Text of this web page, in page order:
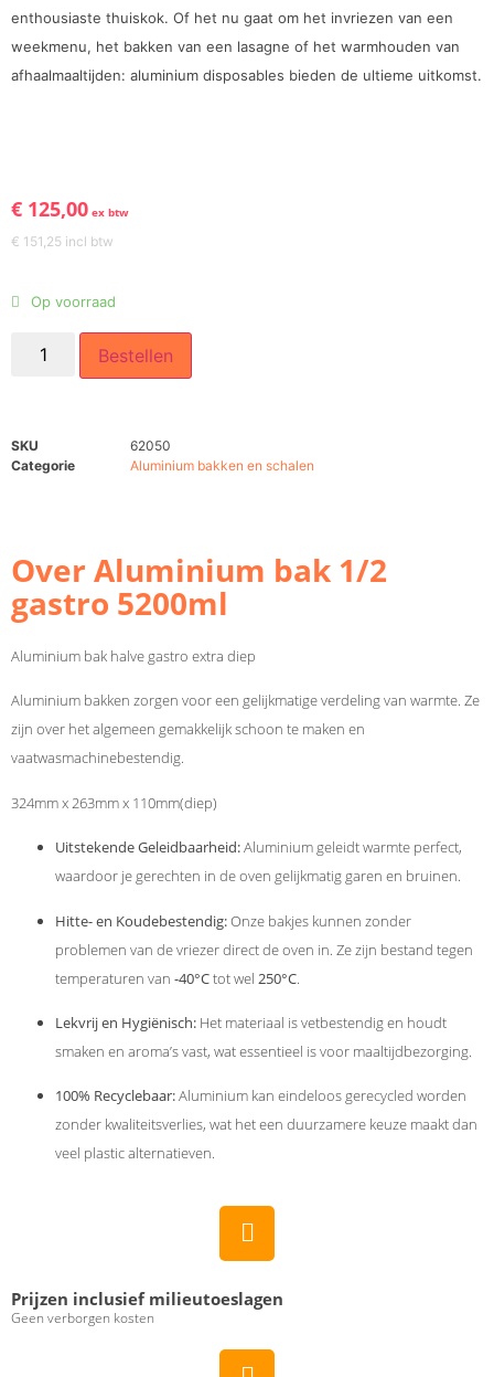
enthousiaste thuiskok. Of het nu gaat om het invriezen van een
weekmenu, het bakken van een lasagne of het warmhouden van
afhaalmaaltijden: aluminium disposables bieden de ultieme uitkomst.
€ 125,00 ex btw
€ 151,25 incl btw
Op voorraad
Bestellen
SKU
62050
Categorie
Aluminium bakken en schalen
Over Aluminium bak 1/2
gastro 5200ml
Aluminium bak halve gastro extra diep
Aluminium bakken zorgen voor een gelijkmatige verdeling van warmte. Ze
zijn over het algemeen gemakkelijk schoon te maken en
vaatwasmachinebestendig.
324mm x 263mm x 110mm(diep)
Uitstekende Geleidbaarheid:Aluminium geleidt warmte perfect,
waardoor je gerechten in de oven gelijkmatig garen en bruinen.
Hitte- en Koudebestendig:Onze bakjes kunnen zonder
problemen van de vriezer direct de oven in. Ze zijn bestand tegen
temperaturen van -40°Ctot wel 250°C.
Lekvrij en Hygiënisch: Het materiaal is vetbestendig en houdt
smaken en aroma’s vast, wat essentieel is voor maaltijdbezorging.
100% Recyclebaar:Aluminium kan eindeloos gerecycled worden
zonder kwaliteitsverlies, wat het een duurzamere keuze maakt dan
veel plastic alternatieven.
Prijzen inclusief milieutoeslagen
Geen verborgen kosten